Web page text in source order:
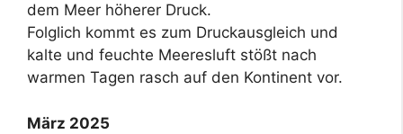
dem Meer höherer Druck.
Folglich kommt es zum Druckausgleich und
kalte und feuchte Meeresluft stößt nach
warmen Tagen rasch auf den Kontinent vor.
März 2025